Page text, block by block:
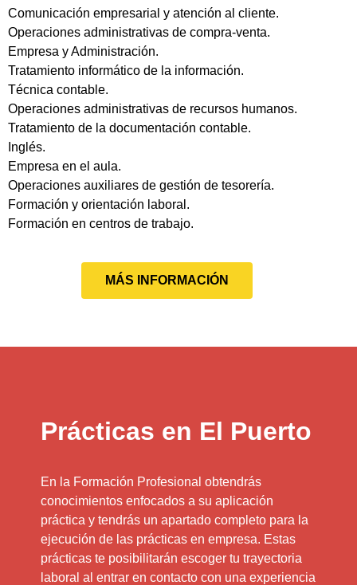
Comunicación empresarial y atención al cliente.
Operaciones administrativas de compra-venta.
Empresa y Administración.
Tratamiento informático de la información.
Técnica contable.
Operaciones administrativas de recursos humanos.
Tratamiento de la documentación contable.
Inglés.
Empresa en el aula.
Operaciones auxiliares de gestión de tesorería.
Formación y orientación laboral.
Formación en centros de trabajo.
MÁS INFORMACIÓN
Prácticas en El Puerto
En la Formación Profesional obtendrás
conocimientos enfocados a su aplicación
práctica y tendrás un apartado completo para la
ejecución de las prácticas en empresa. Estas
prácticas te posibilitarán escoger tu trayectoria
laboral al entrar en contacto con una experiencia